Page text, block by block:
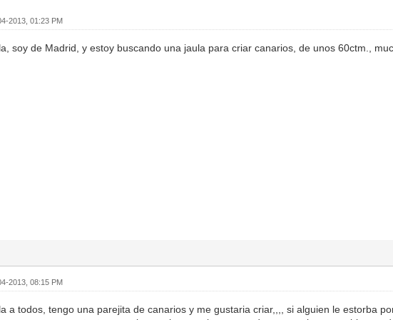
2013, 01:23 PM
soy de Madrid, y estoy buscando una jaula para criar canarios, de unos 60ctm.,
2013, 08:15 PM
a todos, tengo una parejita de canarios y me gustaria criar,,,, si alguien le estorba